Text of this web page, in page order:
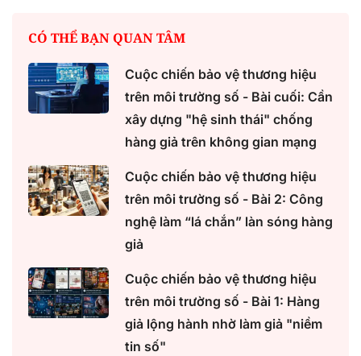
CÓ THỂ BẠN QUAN TÂM
Cuộc chiến bảo vệ thương hiệu
trên môi trường số - Bài cuối: Cần
xây dựng "hệ sinh thái" chống
hàng giả trên không gian mạng
Cuộc chiến bảo vệ thương hiệu
trên môi trường số - Bài 2: Công
nghệ làm “lá chắn” làn sóng hàng
giả
Cuộc chiến bảo vệ thương hiệu
trên môi trường số - Bài 1: Hàng
giả lộng hành nhờ làm giả "niềm
tin số"